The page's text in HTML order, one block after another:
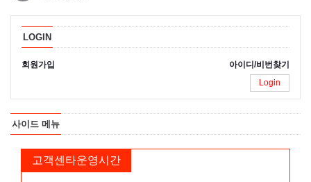
LOGIN
회원가입
아이디/비번찾기
Login
사이드 메뉴
고객센타운영시간